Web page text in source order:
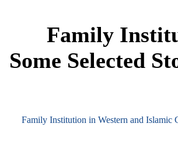
Family
Some Selected
Family Institution in Western and Islamic